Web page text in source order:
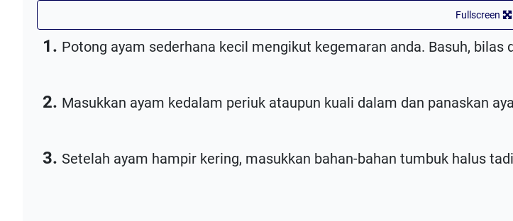
Fullscreen
1. Potong ayam sederhana kecil mengikut kegemaran anda. Basuh, bilas
2. Masukkan ayam kedalam periuk ataupun kuali dalam dan panaskan
3. Setelah ayam hampir kering, masukkan bahan-bahan tumbuk halus